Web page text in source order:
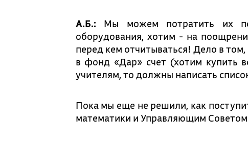
А.Б.: Мы можем потратить их
оборудования, хотим - на
перед кем отчитываться! Дело в
в фонд «Дар» счет (хотим купить
учителям, то должны написать
Пока мы еще не решили, как
математики и Управляющим